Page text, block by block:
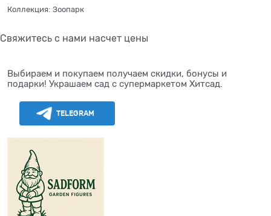
Коллекция: Зоопарк
Свяжитесь с нами насчет цены
Выбираем и покупаем получаем скидки, бонусы и
подарки! Украшаем сад с супермаркетом Хитсад.
TELEGRAM